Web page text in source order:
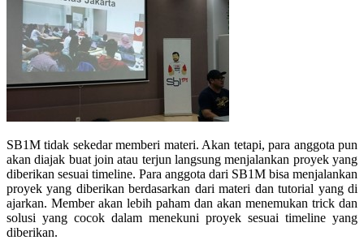
SB1M tidak sekedar memberi materi. Akan tetapi, para anggota pun
akan diajak buat join atau terjun langsung menjalankan proyek yang
diberikan sesuai timeline. Para anggota dari SB1M bisa menjalankan
proyek yang diberikan berdasarkan dari materi dan tutorial yang di
ajarkan. Member akan lebih paham dan akan menemukan trick dan
solusi yang cocok dalam menekuni proyek sesuai timeline yang
diberikan.